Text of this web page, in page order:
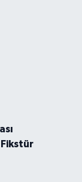
Fikstür